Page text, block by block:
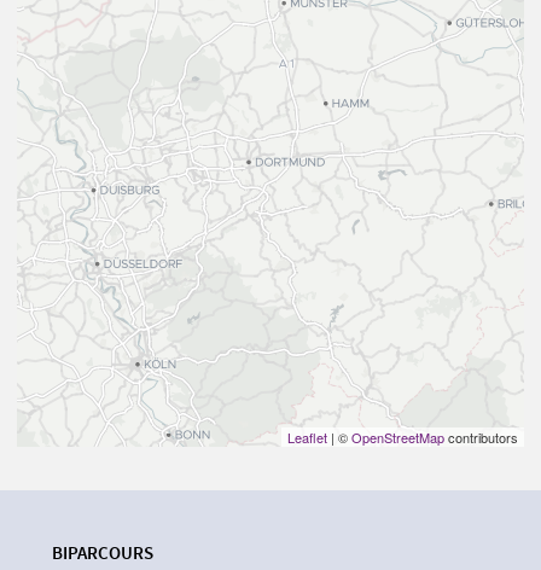
Leaflet | ©OpenStreetMapcontributors
BIPARCOURS